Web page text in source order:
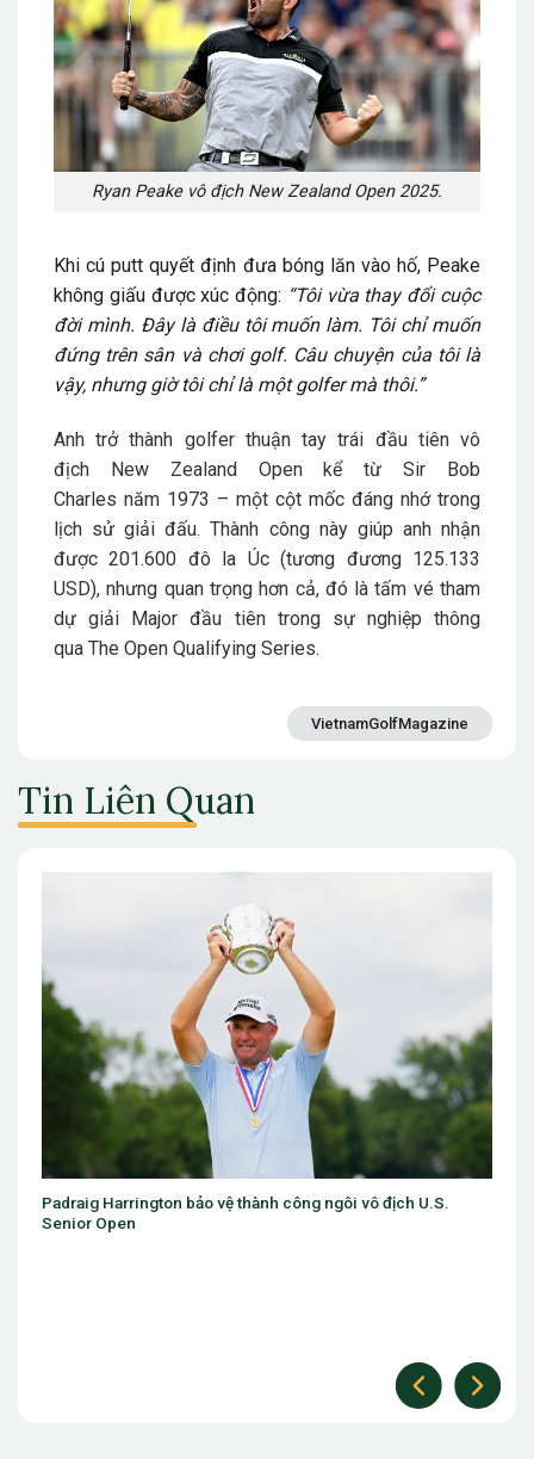
Ryan Peake vô địch New Zealand Open 2025.
Khi cú putt quyết định đưa bóng lăn vào hố, Peake
không giấu được xúc động: “Tôi vừa thay đổi cuộc
đời mình. Đây là điều tôi muốn làm. Tôi chỉ muốn
đứng trên sân và chơi golf. Câu chuyện của tôi là
vậy, nhưng giờ tôi chỉ là một golfer mà thôi.”
Anh trở thành golfer thuận tay trái đầu tiên vô
địch New Zealand Openkể từSir Bob
Charles năm 1973 – một cột mốc đáng nhớ trong
lịch sử giải đấu. Thành công này giúp anh nhận
được201.600 đô la Úc(tương đương 125.133
USD), nhưng quan trọng hơn cả, đó là tấm vé tham
dự giải Major đầu tiên trong sự nghiệp thông
qua The Open Qualifying Series.
VietnamGolfMagazine
Tin Liên Quan
địch U.S.
Một lá cờ Việt Nam ở Arnold Palmer Cup và một